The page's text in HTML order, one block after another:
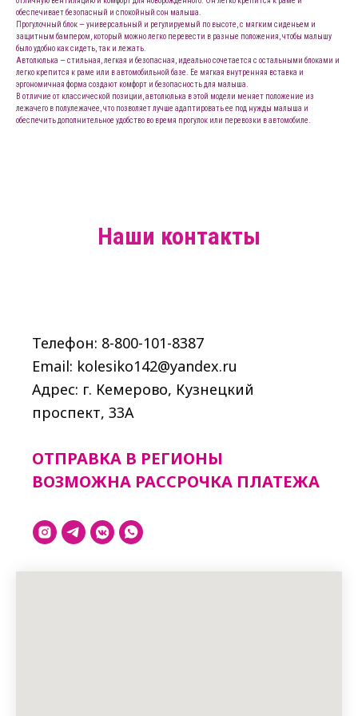
обеспечивает безопасный и спокойный сон малыша.
Прогулочный блок — универсальный и регулируемый по высоте, с мягким сиденьем и
защитным бампером, который можно легко перевести в разные положения, чтобы малышу
было удобно как сидеть, так и лежать.
Автолюлька — стильная, легкая и безопасная, идеально сочетается с остальными блоками и
легко крепится к раме или в автомобильной базе. Ее мягкая внутренняя вставка и
эргономичная форма создают комфорт и безопасность для малыша.
В отличие от классической позиции, автолюлька в этой модели меняет положение из
лежачего в полулежачее, что позволяет лучше адаптировать ее под нужды малыша и
обеспечить дополнительное удобство во время прогулок или перевозки в автомобиле.
Наши контакты
Телефон: 8-800-101-8387
Email: kolesiko142@yandex.ru
Адрес: г. Кемерово, Кузнецкий
проспект, 33A
ОТПРАВКА В РЕГИОНЫ
ВОЗМОЖНА РАССРОЧКА ПЛАТЕЖА